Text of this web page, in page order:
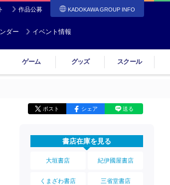
作品公募 KADOKAWA GROUP INFO
ダー イベント情報
ゲーム グッズ スクール
ポスト シェア 送る
書店在庫を見る
大垣書店 紀伊國屋書店
くまざわ書店 三省堂書店